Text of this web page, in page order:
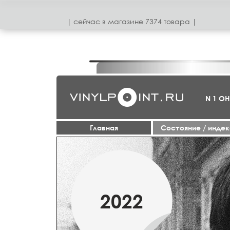
| сeйчас в магазинe 7374 товара |
N 1
Главная Cостояние /
2022
1950-70